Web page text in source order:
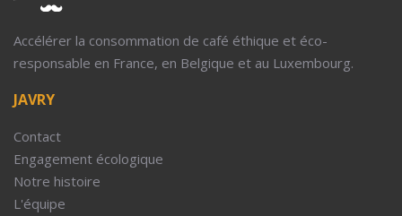
Accélérer la consommation de café éthique et éco-
responsable en France, en Belgique et au Luxembourg.
JAVRY
Contact
Engagement écologique
Notre histoire
L'équipe